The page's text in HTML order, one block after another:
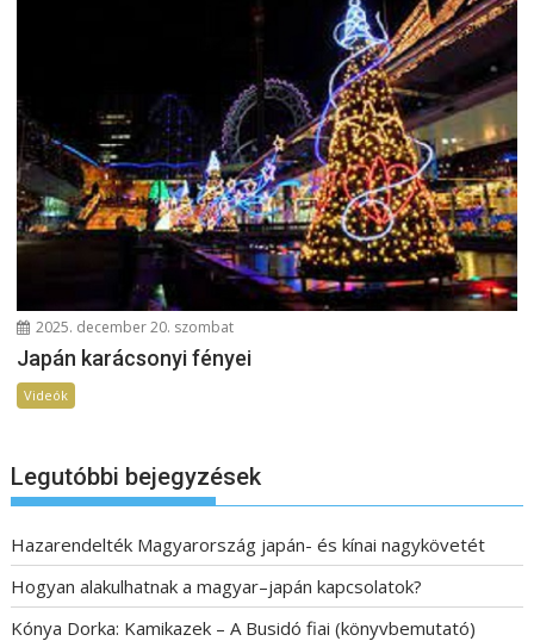
2025. december 20. szombat
Japán karácsonyi fényei
Videók
Legutóbbi bejegyzések
Hazarendelték Magyarország japán- és kínai nagykövetét
Hogyan alakulhatnak a magyar–japán kapcsolatok?
Kónya Dorka: Kamikazek – A Busidó fiai (könyvbemutató)